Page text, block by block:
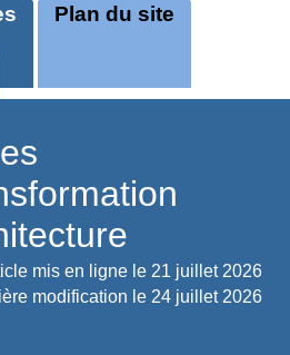
Plan du site
mis en ligne le 21 juillet 2026
modification le 24 juillet 2026